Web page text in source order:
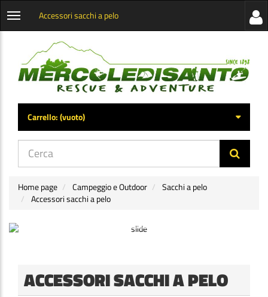
Apri
categorie
Accessori sacchi a pelo
di
Carrello:(vuoto)
Home page Campeggio e Outdoor
Sacchi a pelo
Accessori sacchi a pelo
ACCESSORI SACCHI A PELO